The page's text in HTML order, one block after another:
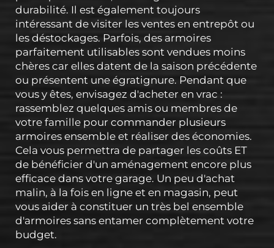
durabilité. Il est également toujours
intéressant de visiter les ventes en entrepôt ou
les déstockages. Parfois, des armoires
parfaitement utilisables sont vendues moins
chères car elles datent de la saison précédente
ou présentent une égratignure. Pendant que
vous y êtes, envisagez d'acheter en vrac :
rassemblez quelques amis ou membres de
votre famille pour commander plusieurs
armoires ensemble et réaliser des économies.
Cela vous permettra de partager les coûts ET
de bénéficier d'un aménagement encore plus
efficace dans votre garage. Un peu d'achat
malin, à la fois en ligne et en magasin, peut
vous aider à constituer un très bel ensemble
d'armoires sans entamer complètement votre
budget.